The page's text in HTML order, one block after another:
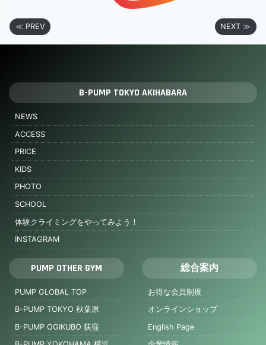
≪ PREV NEXT ≫
B-PUMP TOKYO AKIHABARA
NEWS
ACCESS
PRICE
KIDS
PHOTO
SCHOOL
体験クライミングをやってみよう！
INSTAGRAM
PUMP OTHER GYM
PUMP GLOBAL TOP
B-PUMP TOKYO 秋葉原
B-PUMP OGIKUBO 荻窪
総合案内
お得な会員制度
オンラインショップ
English Page